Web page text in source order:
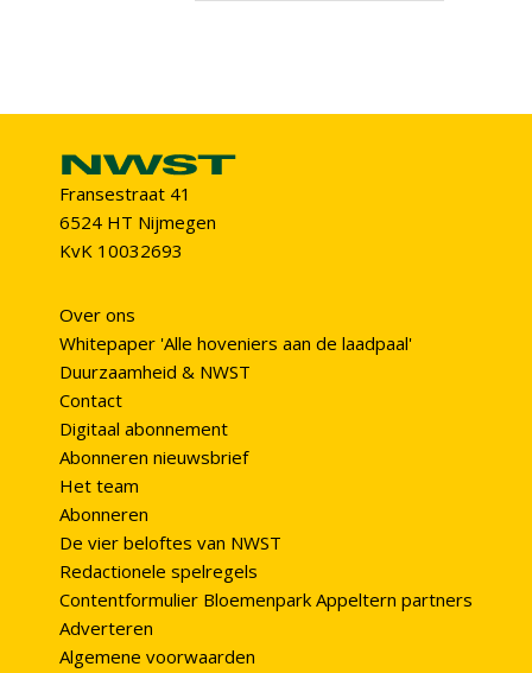
Fransestraat 41
6524 HT Nijmegen
KvK 10032693
Over ons
Whitepaper 'Alle hoveniers aan de laadpaal'
Duurzaamheid & NWST
Contact
Digitaal abonnement
Abonneren nieuwsbrief
Het team
Abonneren
De vier beloftes van NWST
Redactionele spelregels
Contentformulier Bloemenpark Appeltern partners
Adverteren
Algemene voorwaarden